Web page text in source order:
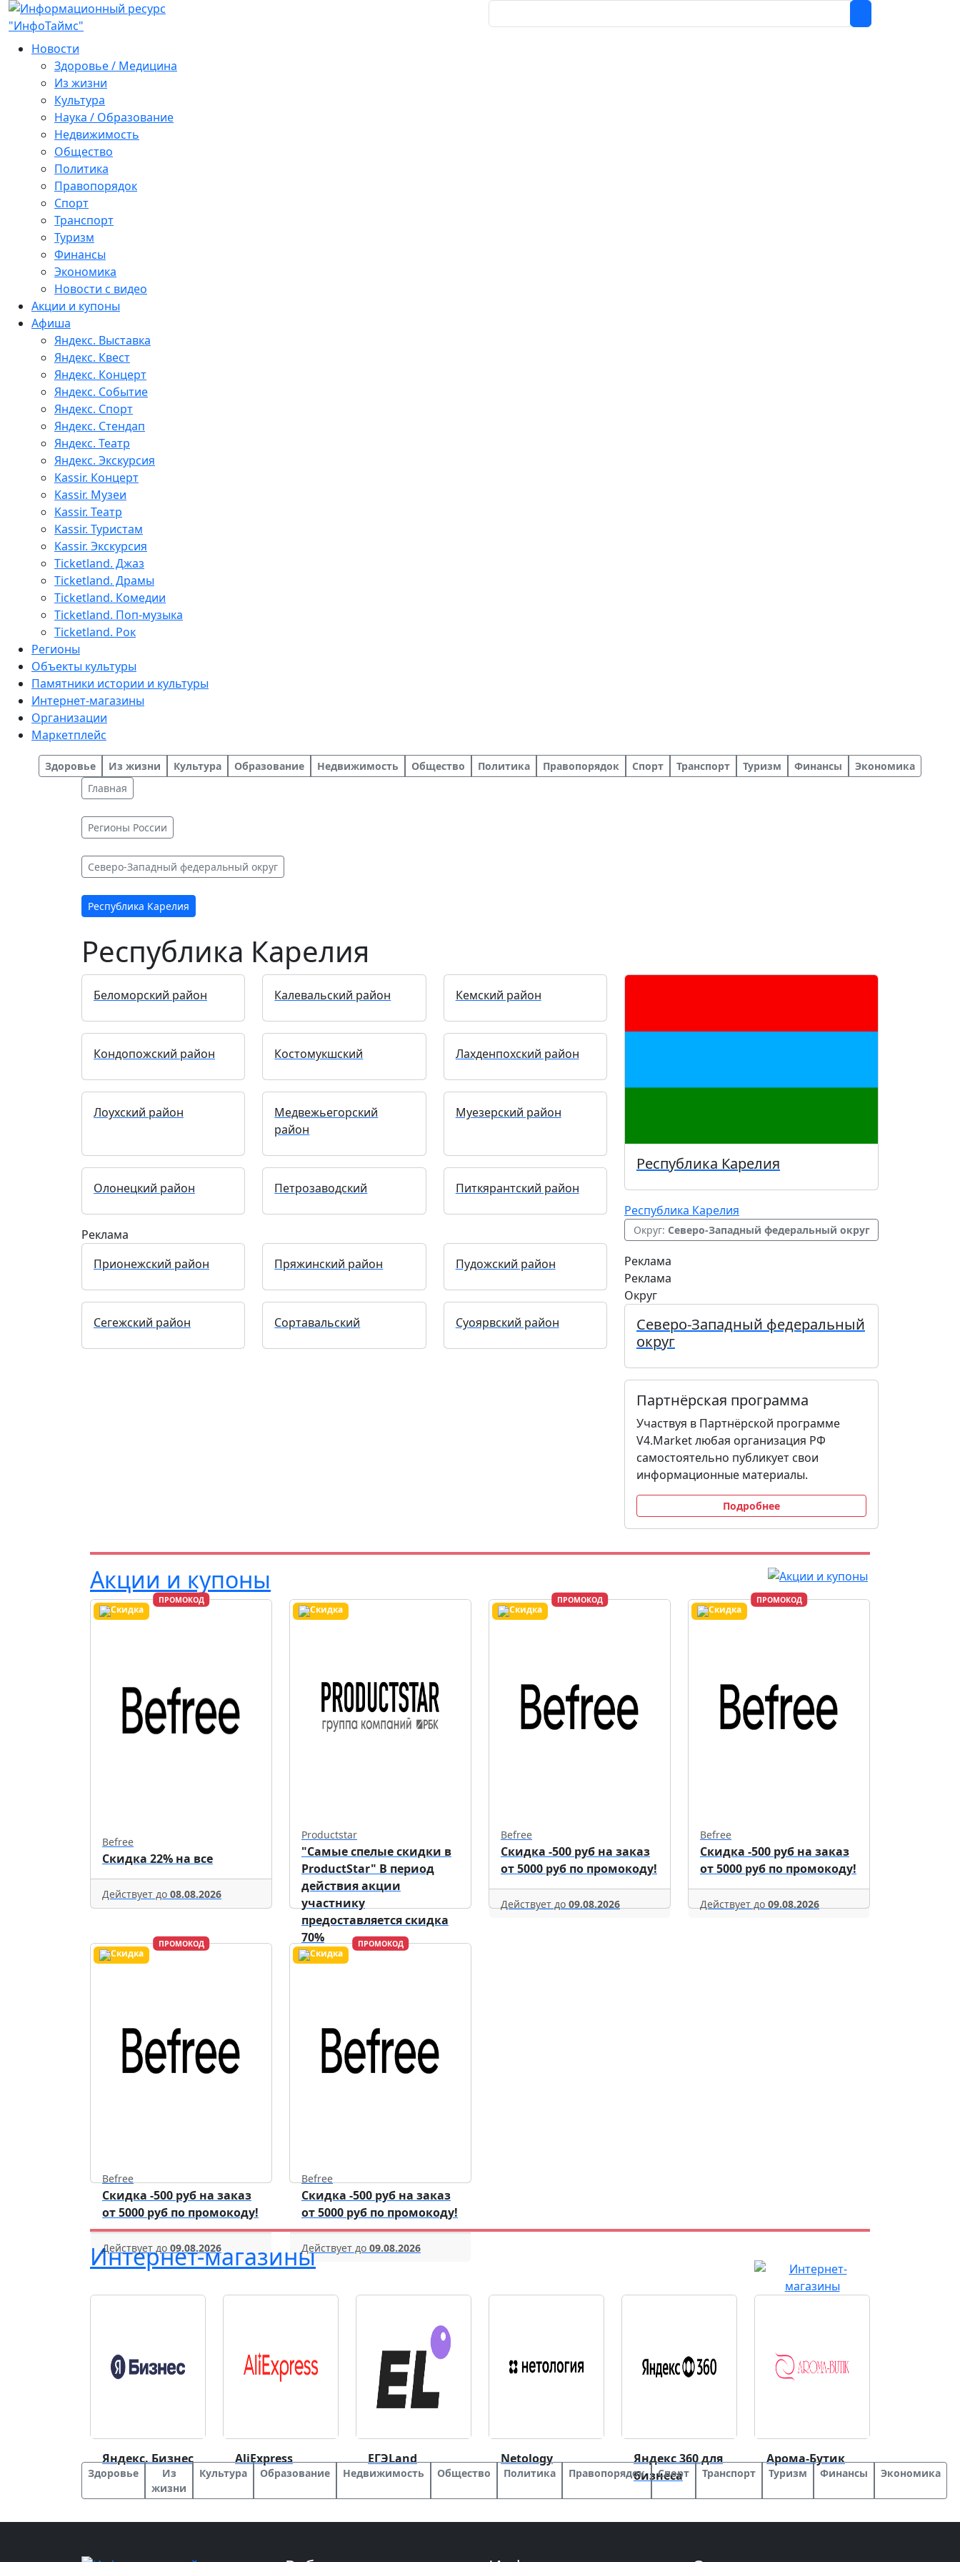
Новости
Здоровье / Медицина
Из жизни
Культура
Наука / Образование
Недвижимость
Общество
Политика
Правопорядок
Спорт
Транспорт
Туризм
Финансы
Экономика
Новости с видео
Акции и купоны
Афиша
Яндекс. Выставка
Яндекс. Квест
Яндекс. Концерт
Яндекс. Событие
Яндекс. Спорт
Яндекс. Стендап
Яндекс. Театр
Яндекс. Экскурсия
Kassir. Концерт
Kassir. Музеи
Kassir. Театр
Kassir. Туристам
Kassir. Экскурсия
Ticketland. Джаз
Ticketland. Драмы
Ticketland. Комедии
Ticketland. Поп-музыка
Ticketland. Рок
Регионы
Объекты культуры
Памятники истории и культуры
Интернет-магазины
Организации
Маркетплейс
Здоровье Из жизни Культура Образование Недвижимость Общество Политика Правопорядок Спорт Транспорт Туризм Финансы
Экономика
Главная
Регионы России
Северо-Западный федеральный округ
Республика Карелия
Республика Карелия
Беломорский район Калевальский район Кемский район
Кондопожский район Костомукшский Лахденпохский район
Лоухский район
Медвежьегорский
район
Муезерский район
Олонецкий район Петрозаводский Питкярантский район
Реклама
Прионежский район
Пряжинский район Пудожский район
Сегежский район Сортавальский Суоярвский район
Республика Карелия
Республика Карелия
Округ: Северо-Западный федеральный округ
Реклама
Реклама
Округ
Северо-Западный федеральный
округ
Партнёрская программа
Участвуя в Партнёрской программе
V4.Market любая организация РФ
самостоятельно публикует свои
информационные материалы.
Подробнее
Акции и купоны
ПРОМОКОД
Befree
Скидка 22% на все
Действует до 08.08.2026
Productstar
"Самые спелые скидки в
ProductStar" В период
действия акции
участнику
предоставляется скидка
70%
ПРОМОКОД
Befree
Скидка -500 руб на заказ
от 5000 руб по промокоду!
Действует до 09.08.2026
ПРОМОКОД
Befree
Скидка -500 руб на заказ
от 5000 руб по промокоду!
Действует до 09.08.2026
ПРОМОКОД
Befree
Скидка -500 руб на заказ
от 5000 руб по промокоду!
Действует до 09.08.2026
ПРОМОКОД
Befree
Скидка -500 руб на заказ
от 5000 руб по промокоду!
Действует до 09.08.2026
Интернет-магазины
Яндекс. Бизнес AliExpress ЕГЭLand Netology
Яндекс 360 для
бизнеса
Арома-Бутик
Здоровье
Из
жизни
Культура Образование Недвижимость Общество Политика Правопорядок Спорт Транспорт Туризм Финансы Экономика